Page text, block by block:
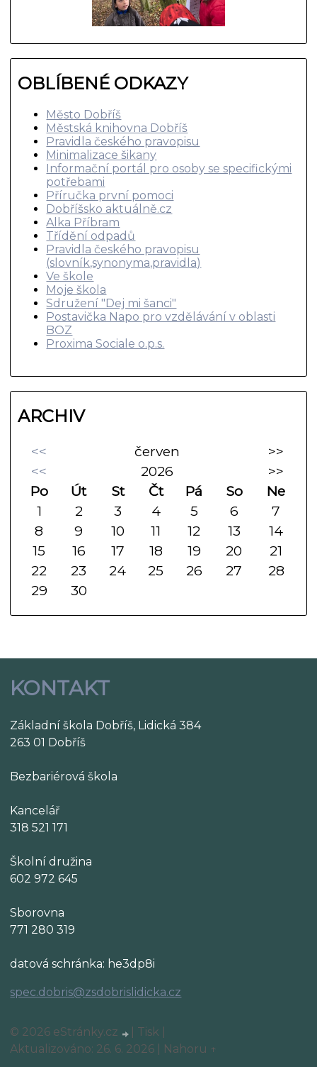
OBLÍBENÉ ODKAZY
Město Dobříš
Městská knihovna Dobříš
Pravidla českého pravopisu
Minimalizace šikany
Informační portál pro osoby se specifickými
potřebami
Příručka první pomoci
Dobříšsko aktuálně.cz
Alka Příbram
Třídění odpadů
Pravidla českého pravopisu
(slovník,synonyma,pravidla)
Ve škole
Moje škola
Sdružení "Dej mi šanci"
Postavička Napo pro vzdělávání v oblasti
BOZ
Proxima Sociale o.p.s.
ARCHIV
<< červen
>>
<<
2026
>>
Po
Út St Čt Pá So
Ne
1
2 3 4 5 6
7
8
9 10 11 12 13
14
15
16 17 18 19 20
21
22
23 24 25 26 27
28
29
30
KONTAKT
Základní škola Dobříš, Lidická 384
263 01 Dobříš
Bezbariérová škola
Kancelář
318 521 171
Školní družina
602 972 645
Sborovna
771 280 319
datová schránka: he3dp8i
spec.dobris@zsdobrislidicka.cz
© 2026 eStránky.cz Tisk
Aktualizováno: 26. 6. 2026
Nahoru ↑